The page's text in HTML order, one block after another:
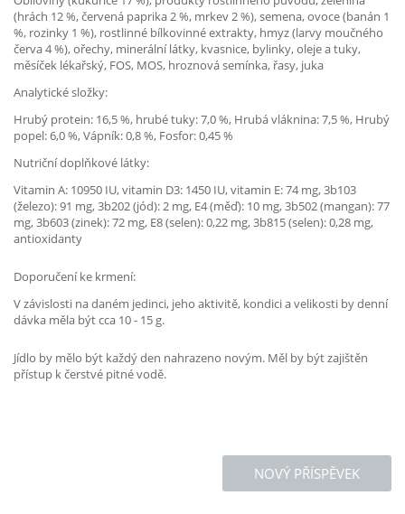
(hrách 12 %, červená paprika 2 %, mrkev 2 %), semena, ovoce (banán 1
%, rozinky 1 %), rostlinné bílkovinné extrakty, hmyz (larvy moučného
červa 4 %), ořechy, minerální látky, kvasnice, bylinky, oleje a tuky,
měsíček lékařský, FOS, MOS, hroznová semínka, řasy, juka
Analytické složky:
Hrubý protein: 16,5 %, hrubé tuky: 7,0 %, Hrubá vláknina: 7,5 %, Hrubý
popel: 6,0 %, Vápník: 0,8 %, Fosfor: 0,45 %
Nutriční doplňkové látky:
Vitamin A: 10950 IU, vitamin D3: 1450 IU, vitamin E: 74 mg, 3b103
(železo): 91 mg, 3b202 (jód): 2 mg, E4 (měď): 10 mg, 3b502 (mangan): 77
mg, 3b603 (zinek): 72 mg, E8 (selen): 0,22 mg, 3b815 (selen): 0,28 mg,
antioxidanty
Doporučení ke krmení:
V závislosti na daném jedinci, jeho aktivitě, kondici a velikosti by denní
dávka měla být cca 10 - 15 g.
Jídlo by mělo být každý den nahrazeno novým. Měl by být zajištěn
přístup k čerstvé pitné vodě.
NOVÝ PŘÍSPĚVEK